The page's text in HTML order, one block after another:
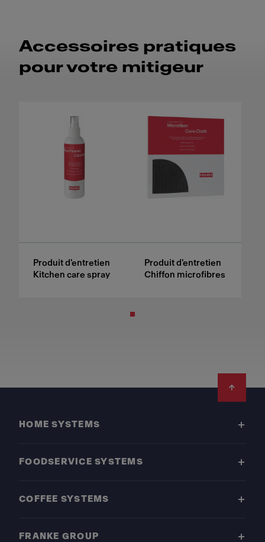
Accessoires pratiques
pour votre mitigeur
Produit d'entretien
Kitchen care spray
Produit d'entretien
Chiffon microfibres
HOME SYSTEMS
FOODSERVICE SYSTEMS
COFFEE SYSTEMS
FRANKE GROUP